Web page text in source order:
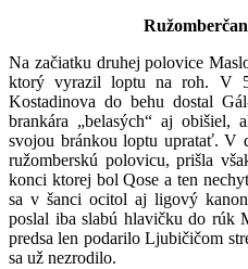
Na začiatku druhej polovice
ktorý vyrazil loptu na roh. V
Kostadinova do behu dostal
brankára „belasých“ aj obišiel,
svojou bránkou loptu upratať. V
ružomberskú polovicu, prišla
konci ktorej bol Qose a ten
sa v šanci ocitol aj ligový
poslal iba slabú hlavičku do rúk
predsa len podarilo Ljubičičom
sa už nezrodilo.